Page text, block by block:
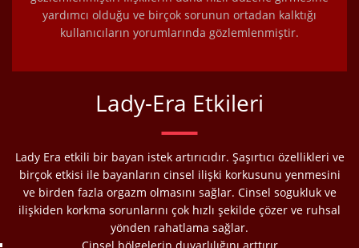
yardımcı olduğu ve birçok sorunun ortadan kalktığı
kullanıcıların yorumlarında gözlemlenmiştir.
Lady-Era Etkileri
Lady Era etkili bir bayan istek artırıcıdır. Şaşırtıcı özellikleri ve
birçok etkisi ile bayanların cinsel ilişki korkusunu yenmesini
ve birden fazla orgazm olmasını sağlar. Cinsel sogukluk ve
ilişkiden korkma sorunlarını çok hızlı şekilde çözer ve ruhsal
yönden rahatlama sağlar.